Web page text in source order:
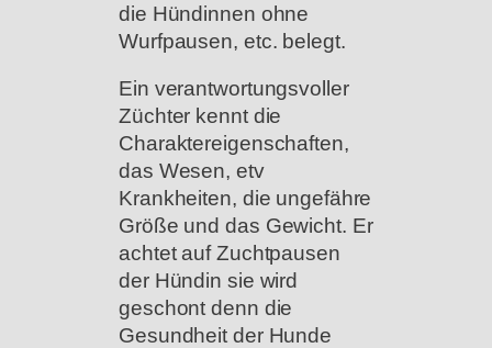
die Hündinnen ohne
Wurfpausen, etc. belegt.
Ein verantwortungsvoller
Züchter kennt die
Charaktereigenschaften,
das Wesen, etv
Krankheiten, die ungefähre
Größe und das Gewicht. Er
achtet auf Zuchtpausen
der Hündin sie wird
geschont denn die
Gesundheit der Hunde